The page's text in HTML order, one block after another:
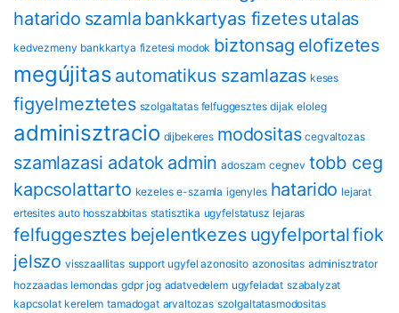
hatarido szamla bankkartyas fizetesutalas
kedvezmeny bankkartya fizetesi modok biztonsag eloﬁzetes
megújitas automatikus szamlazas keses
figyelmeztetes szolgaltatas felfuggesztes dijak eloleg
adminisztracio dijbekeres modositas cegvaltozas
szamlazasi adatok admin adoszam cegnev tobb ceg
kapcsolattarto kezeles e-szamla igenyles hatarido lejarat
ertesites auto hosszabbitas statisztika ugyfelstatusz lejaras
felfuggesztes bejelentkezes ugyfelportalfiok
jelszo visszaallitas support ugyfel azonosito azonositas adminisztrator
hozzaadas lemondas gdpr jog adatvedelem ugyfeladat szabalyzat
kapcsolat kerelem tamadogat arvaltozas szolgaltatasmodositas